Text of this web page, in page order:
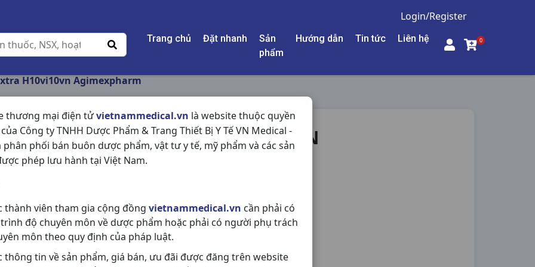
Login/Register
Trang chủ Đặt nhanh
Sản
phẩm
Hướng dẫn Tin tức Liên hệ 0
thương mại điện tửvietnammedical.vn là website thuộc quyền
Công ty TNHH Dược Phẩm & Trang Thiết Bị Y Tế VN Medical -
phân phối bán buôn dược phẩm, vật tư y tế, mỹ phẩm và các sản
phép lưu hành tại Việt Nam.
thành viên tham gia cộng đồng vietnammedical.vn cần phải có
độ chuyên môn về dược phẩm hoặc phải có người phụ trách
môn theo quy định của pháp luật.
thông tin về sản phẩm, giá bán, ưu đãi được đăng trên website
H10vi10vn Agimexpharm
ACETAB EXTRA H10VI10VN
AGIMEXPHARM
Nhóm hàng:Giảm Đau - Hạ Sốt,
Chia sẻ qua mạng xã hội: